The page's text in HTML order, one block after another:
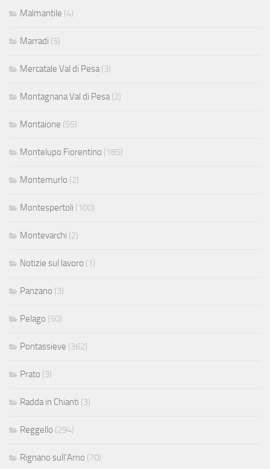
Malmantile (4)
Marradi (5)
Mercatale Val di Pesa(3)
Montagnana Val di Pesa(2)
Montaione (55)
Montelupo Fiorentino (185)
Montemurlo (2)
Montespertoli (100)
Montevarchi (2)
Notizie sul lavoro (1)
Panzano (3)
Pelago (50)
Pontassieve (362)
Prato (3)
Radda in Chianti (3)
Reggello (294)
Rignano sull'Arno (70)